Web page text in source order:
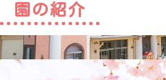
園の紹介